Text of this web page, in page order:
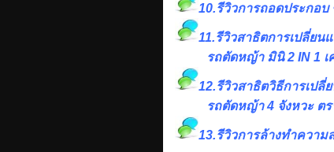
10.รีวิวการถอดประกอ
11.รีวิวสาธิตการเปลี่ยน
รถตัดหญ้า มินิ 2 IN 1 เ
12.รีวิวสาธิตวิธีการเปลี่
รถตัดหญ้า 4 จังหวะ ตร
13.รีวิวการล้างทำความ